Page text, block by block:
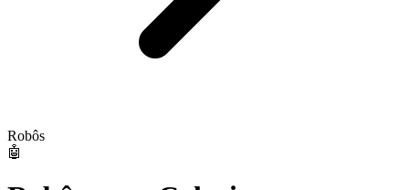
Robôs
🤖